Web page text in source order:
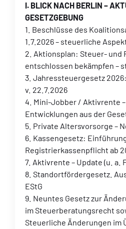
I. BLICK NACH BERLIN –
GESETZGEBUNG
1. Beschlüsse des
1.7.2026 – steuerliche
2. Aktionsplan: Steuer- und
entschlossen bekämpfen –
3. Jahressteuergesetz
v. 22.7.2026
4. Mini-Jobber / Aktivrente
Entwicklungen aus der
5. Private Altersvorsorge –
6. Kassengesetz:
Registrierkassenpflicht ab
7. Aktivrente – Update (u. a.
8. Standortfördergesetz.
EStG
9. Neuntes Gesetz zur
im Steuerberatungsrecht
Steuerliche Änderungen im